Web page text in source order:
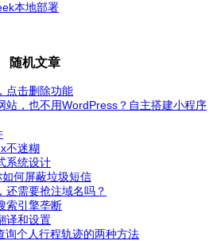
本地部署
随机文章
点击删除功能
站，也不用WordPress？自主搭建小程序
不迷糊
系统设计
何屏蔽垃圾短信
还需要抢注域名吗？
索引擎垄断
译和设置
询个人行程轨迹的两种方法